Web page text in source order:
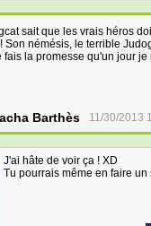
sait que les vrais héros
Son némésis, le terrible
fais la promesse qu'un jour
Barthès 11/30/2013
J'ai hâte de voir ça ! XD
Tu pourrais même en faire